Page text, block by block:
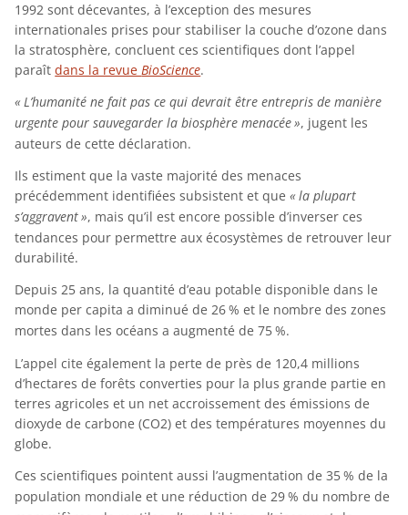
1992 sont décevantes, à l’exception des mesures
internationales prises pour stabiliser la couche d’ozone dans
la stratosphère, concluent ces scientifiques dont l’appel
paraîtdans la revueBioScience.
«L’humanité ne fait pas ce qui devrait être entrepris de manière
urgente pour sauvegarder la biosphère menacée», jugent les
auteurs de cette déclaration.
Ils estiment que la vaste majorité des menaces
précédemment identifiées subsistent et que«la plupart
s’aggravent», mais qu’il est encore possible d’inverser ces
tendances pour permettre aux écosystèmes de retrouver leur
durabilité.
Depuis 25 ans, la quantité d’eau potable disponible dans le
monde per capita a diminué de 26% et le nombre des zones
mortes dans les océans a augmenté de 75%.
L’appel cite également la perte de près de 120,4 millions
d’hectares de forêts converties pour la plus grande partie en
terres agricoles et un net accroissement des émissions de
dioxyde de carbone (CO2) et des températures moyennes du
globe.
Ces scientifiques pointent aussi l’augmentation de 35% de la
population mondiale et une réduction de 29% du nombre de